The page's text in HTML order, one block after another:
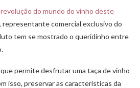
revolução do mundo do vinho deste
representante comercial exclusivo do
tem se mostrado o queridinho entre
permite desfrutar uma taça de vinho
isso, preservar as características da